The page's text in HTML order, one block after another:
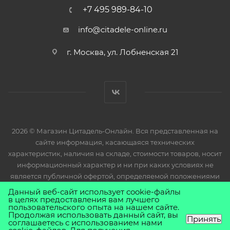
+7 495 989-84-10
info@citadele-online.ru
г. Москва, ул. Лобненская 21
2026 © Магазин Цитадель-Онлайн. Вся представленная на
сайте информация, касающаяся технических
характеристик, наличия на складе, стоимости товаров, носит
информационный характер и ни при каких условиях не
является публичной офертой, определяемой положениями
Статьи 437(2) Гражданского кодекса РФ.
Данный веб-сайт использует cookie-файлы
в целях предоставления вам лучшего
пользовательского опыта на нашем сайте.
Продолжая использовать данный сайт, вы
соглашаетесь с использованием нами Принять